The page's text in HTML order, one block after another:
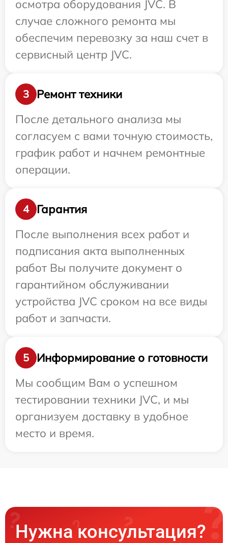
осмотра оборудования JVC. В
случае сложного ремонта мы
обеспечим перевозку за наш счет в
сервисный центр JVC.
3
Ремонт техники
После детального анализа мы
согласуем с вами точную стоимость,
график работ и начнем ремонтные
операции.
4
Гарантия
После выполнения всех работ и
подписания акта выполненных
работ Вы получите документ о
гарантийном обслуживании
устройства JVC сроком на все виды
работ и запчасти.
5
Информирование о готовности
Мы сообщим Вам о успешном
тестировании техники JVC, и мы
организуем доставку в удобное
место и время.
Нужна консультация?